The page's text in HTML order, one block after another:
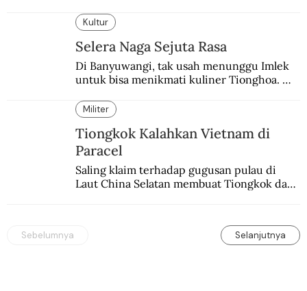
Yunani.
Kultur
Selera Naga Sejuta Rasa
Di Banyuwangi, tak usah menunggu Imlek
untuk bisa menikmati kuliner Tionghoa.
pekan.
Militer
Tiongkok Kalahkan Vietnam di
Paracel
Saling klaim terhadap gugusan pulau di
Laut China Selatan membuat Tiongkok dan
Sebelumnya Selanjutnya